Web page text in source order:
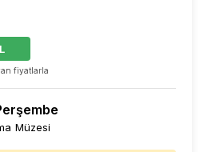
fiyatlarla
Müzesi